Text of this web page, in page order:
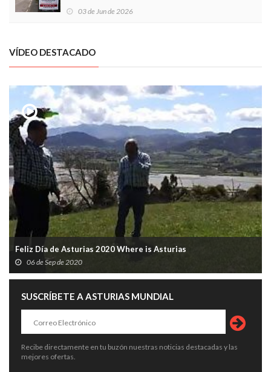
03 de Jun de 2026
VÍDEO DESTACADO
Feliz Día de Asturias 2020 Where is Asturias
06 de Sep de 2020
SUSCRÍBETE A ASTURIAS MUNDIAL
Recibe directamente en tu buzón nuestras noticias destacadas y las
mejores ofertas.